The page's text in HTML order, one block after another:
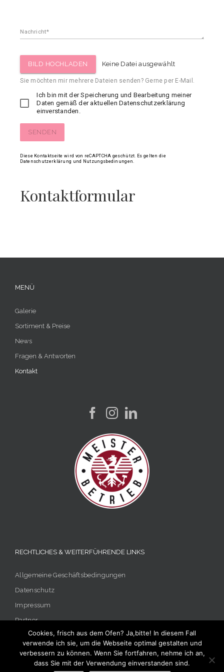
Nachricht
BILD HOCHLADEN Keine Datei ausgewählt
Sie möchten mir mehrere Dateien senden? Gerne per E-Mail.
Ich bin mit der Speicherung und Bearbeitung meiner
Daten gemäß der aktuellen Datenschutzerklärung
einverstanden.
SENDEN
Diese Kontaktseite wird von reCAPTCHA geschützt. Es gelten die
Datenschutzerklärung und Nutzungsbedinungen
Kontaktformular
MENÜ
Galerie
Sortiment & Preise
News
Fragen & Antworten
Kontakt
RECHTLICHES & WEITERFÜHRENDE LINKS
Allgemeine Geschäftsbedingungen
Datenschutz
Impressum
Partner
Cookies, frisch aus dem Ofen? Ja,bitte! In diesem Fall
verwende ich sie, um die Webseite optimal gestalten und
verbessern zu können. Wenn Sie fortfahren, nehme ich an,
dass Sie mit der Verwendung einverstanden sind.